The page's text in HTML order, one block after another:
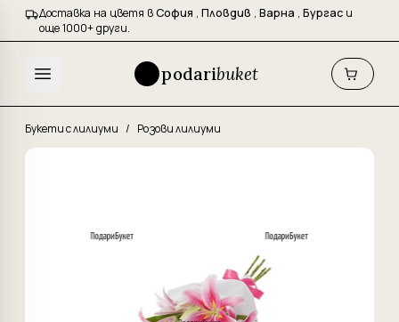
Доставка на цветя вСофия , Пловдив , Варна , Бургас и
още 1000+ други.
podaribuket
Букети с лилиуми / Розови лилиуми